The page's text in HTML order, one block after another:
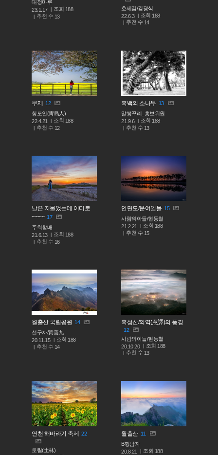
대청마루
23.1.17
조회 188
추천 수 13
호세김/김광식
22.6.3
조회 188
추천 수 14
무제
12
청도인(靑島人)
22.4.21
조회 188
추천 수 12
흑백의 소나무 13
말썽꾸리_홍보위원
21.9.6
조회 188
추천 수 13
날은 저물었는데 어디로
~~~~ 17
주희할배
21.6.13
조회 188
추천 수 16
안면도/운여일몰 15
사람의아들/현동철
21.2.21
조회 188
추천 수 15
월출산 국립공원 14
선구자/黃善九
20.11.15
조회 188
추천 수 14
흑성산/의역(意譯)의 풍경
12
사람의아들/현동철
20.10.20
조회 188
추천 수 13
연천 해바라기 축제 22
토림(土林)
월출산 11
B형남자
20.8.21
조회 188